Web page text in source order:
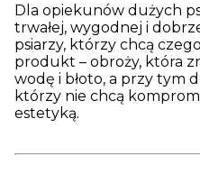
Dla opiekunów dużych
trwałej, wygodnej i
psiarzy, którzy chcą
produkt – obroży, która
wodę i błoto, a przy tym
którzy nie chcą
estetyką.